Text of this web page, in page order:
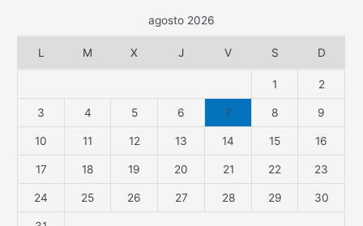
agosto 2026
L M X J V S D
1 2
3 4 5 6 7 8 9
10 11 12 13 14 15 16
17 18 19 20 21 22 23
24 25 26 27 28 29 30